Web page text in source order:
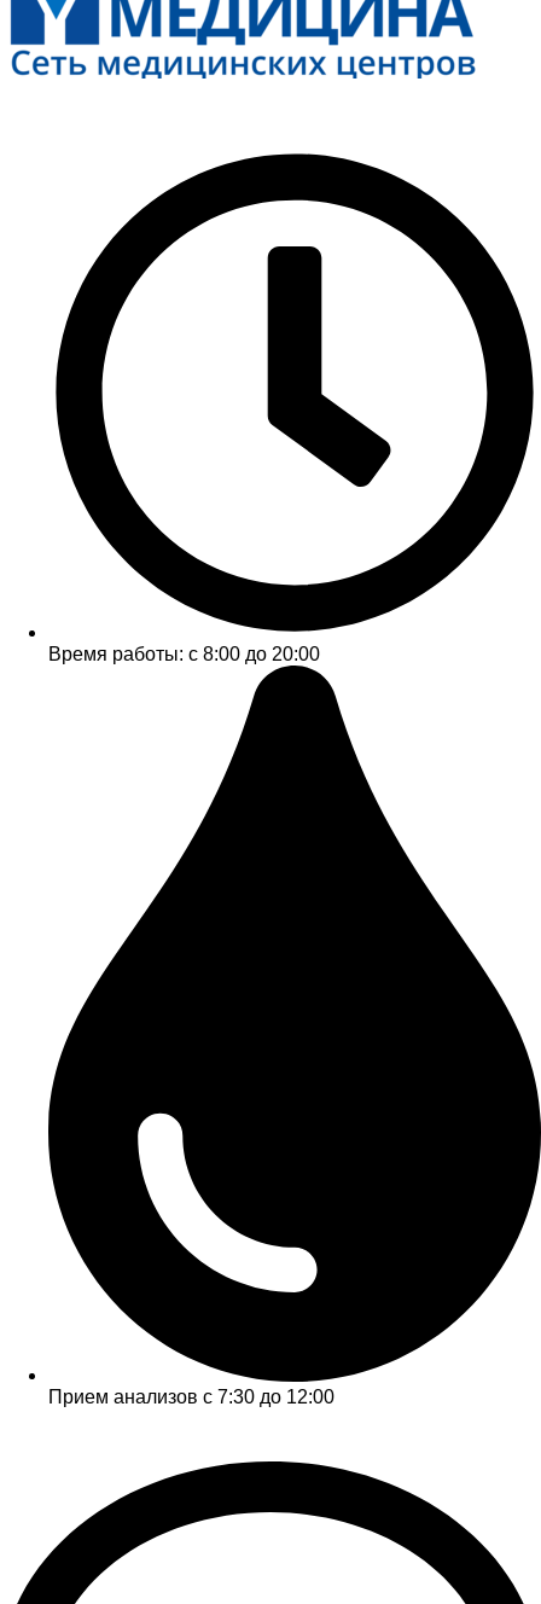
Время работы: с 8:00 до 20:00
Прием анализов с 7:30 до 12:00